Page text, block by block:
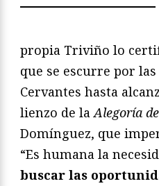
propia Triviño lo
que se escurre por
Cervantes hasta
lienzo de laAlegoría
Domínguez, que
“Es humana la
buscar las